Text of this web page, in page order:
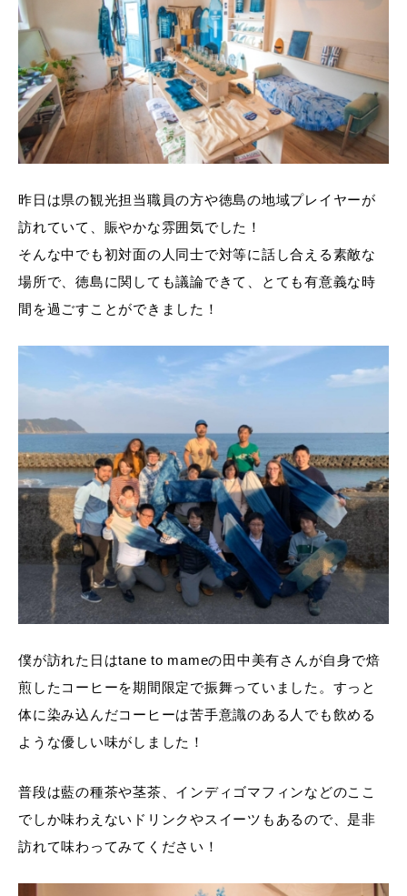
昨日は県の観光担当職員の方や徳島の地域プレイヤーが
訪れていて、賑やかな雰囲気でした！
そんな中でも初対面の人同士で対等に話し合える素敵な
場所で、徳島に関しても議論できて、とても有意義な時
間を過ごすことができました！
僕が訪れた日はtane to mameの田中美有さんが自身で焙
煎したコーヒーを期間限定で振舞っていました。すっと
体に染み込んだコーヒーは苦手意識のある人でも飲める
ような優しい味がしました！
普段は藍の種茶や茎茶、インディゴマフィンなどのここ
でしか味わえないドリンクやスイーツもあるので、是非
訪れて味わってみてください！